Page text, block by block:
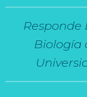
Responde
Biología